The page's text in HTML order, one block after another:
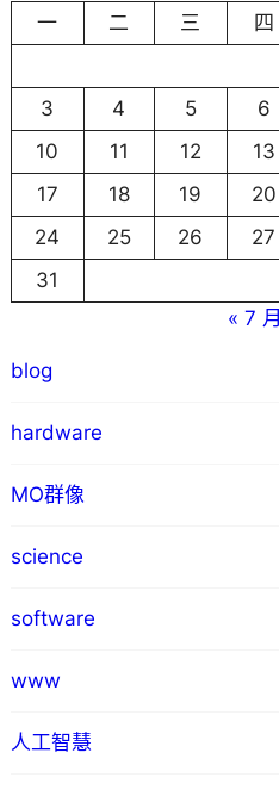
一
二 三 四
3
4 5 6
10
11 12 13
17
18 19 20
24
25 26 27
31
« 7 月
blog
hardware
MO群像
science
software
www
人工智慧